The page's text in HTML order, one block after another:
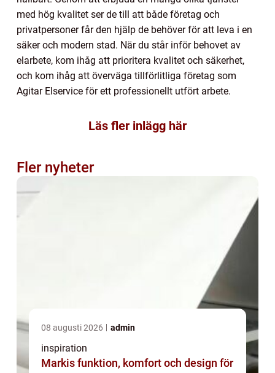
med hög kvalitet ser de till att både företag och
privatpersoner får den hjälp de behöver för att leva i en
säker och modern stad. När du står inför behovet av
elarbete, kom ihåg att prioritera kvalitet och säkerhet,
och kom ihåg att överväga tillförlitliga företag som
Agitar Elservice för ett professionellt utfört arbete.
Läs fler inlägg här
Fler nyheter
08 augusti 2026 admin
inspiration
Markis funktion, komfort och design för